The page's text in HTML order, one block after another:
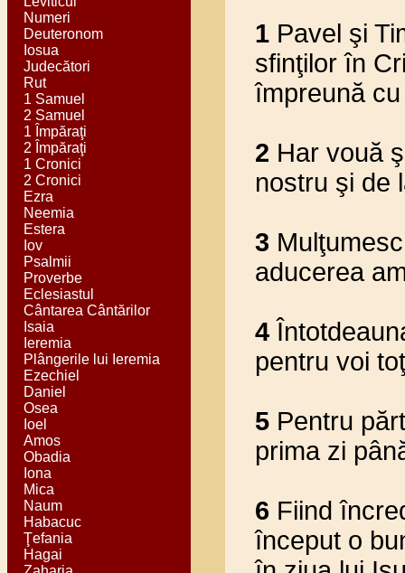
Numeri
Deuteronom
Iosua
Judecători
Rut
1 Samuel
2 Samuel
1 Împăraţi
2 Împăraţi
1 Cronici
2 Cronici
Ezra
Neemia
Estera
Iov
Psalmii
Proverbe
Eclesiastul
Cântarea Cântărilor
Isaia
Ieremia
Plângerile lui Ieremia
Ezechiel
Daniel
Osea
Ioel
Amos
Obadia
Iona
Mica
Naum
Habacuc
Ţefania
Hagai
1 Pavel şi
sfinţilor în
împreună
2 Har vouă
nostru şi de
3
aducerea
4
pentru voi
5 Pentru
prima zi
6 Fiind
început o